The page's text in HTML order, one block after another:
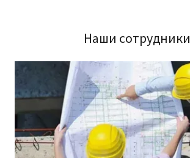
Наши сотрудники